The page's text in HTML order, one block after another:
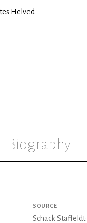
Helved
Biography
SOURCE
Schack Staffeldt: